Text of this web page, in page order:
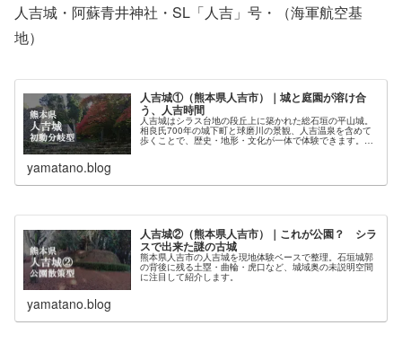
人吉城・阿蘇青井神社・SL「人吉」号・（海軍航空基
地）
人吉城①（熊本県人吉市）｜城と庭園が溶け合
う、人吉時間
人吉城はシラス台地の段丘上に築かれた総石垣の平山城。
相良氏700年の城下町と球磨川の景観、人吉温泉を含めて
歩くことで、歴史・地形・文化が一体で体験できます。初
yamatano.blog
人吉城②（熊本県人吉市）｜これが公園？ シラ
スで出来た謎の古城
熊本県人吉市の人吉城を現地体験ベースで整理。石垣城郭
の背後に残る土塁・曲輪・虎口など、城域奥の未説明空間
に注目して紹介します。
yamatano.blog